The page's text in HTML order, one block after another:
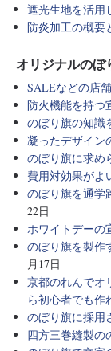
遮光生地を活用
防炎加工の概要
オリジナルのぼ
SALEなどの店
防火機能を持つ
のぼり旗の知識
凝ったデザイン
のぼり旗に求め
費用対効果がよ
のぼり旗を通学
22日
ホワイトデーの
のぼり旗を製作
月17日
京都のれんでオ
ら初心者でも作
のぼり旗に採用
四方三巻縫製の